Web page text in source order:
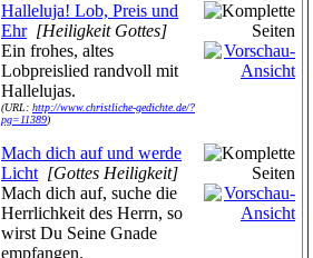
Halleluja! Lob, Preis und
Ehr [Heiligkeit Gottes]
Ein frohes, altes
Lobpreislied randvoll mit
Hallelujas.
(URL: http://www.christliche-gedichte.de/?
pg=11389)
Mach dich auf und werde
Licht [Gottes Heiligkeit]
Mach dich auf, suche die
Herrlichkeit des Herrn, so
wirst Du Seine Gnade
empfangen.